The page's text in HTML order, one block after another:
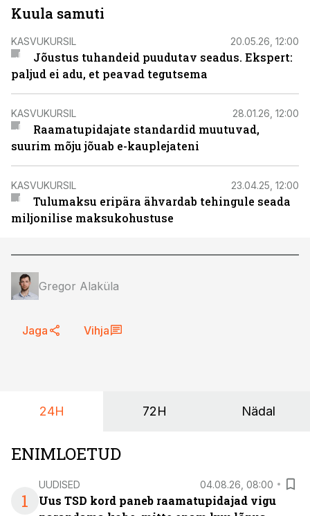
Kuula samuti
KASVUKURSIL 20.05.26, 12:00
Jõustus tuhandeid puudutav seadus. Ekspert:
paljud ei adu, et peavad tegutsema
KASVUKURSIL 28.01.26, 12:00
Raamatupidajate standardid muutuvad,
suurim mõju jõuab e-kauplejateni
KASVUKURSIL 23.04.25, 12:00
Tulumaksu eripära ähvardab tehingule seada
miljonilise maksukohustuse
Gregor Alaküla
Jaga Vihja
24H 72H Nädal
ENIMLOETUD
1
UUDISED 04.08.26, 08:00
Uus TSD kord paneb raamatupidajad vigu